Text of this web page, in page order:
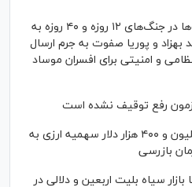
۲ عامل مهم صهیونیست‌ها در جنگ‌های ۱۲ روزه و ۴۰ روزه به
بهزاد و پوریا صفوت به جرم ارسال
و امنیتی برای افسران موساد
رفع توقیف نشده است
جلوگیری از پرداخت ۳ میلیون و ۴۰۰ هزار دلار سهمیه ارزی به
بازرسی
سیاه بلیت اربعین و دلالی در